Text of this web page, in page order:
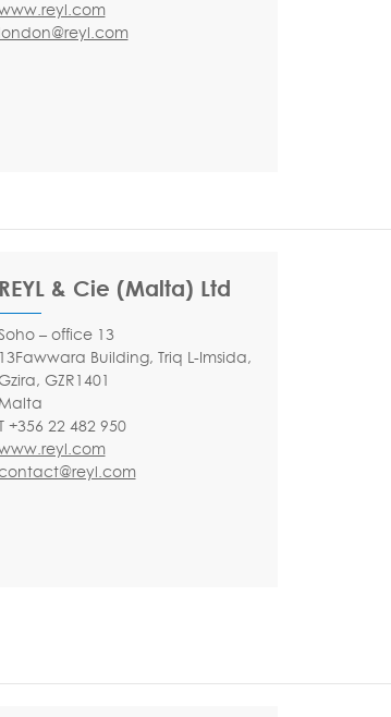
london@reyl.com
REYL & Cie (Malta) Ltd
– office 13
13Fawwara Building, Triq L-Imsida,
Gzira, GZR1401
Malta
+356 22 482 950